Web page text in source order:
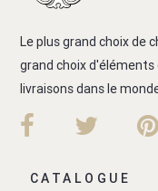
Le plus grand choix de
grand choix
livraisons dans le
CATALOGUE